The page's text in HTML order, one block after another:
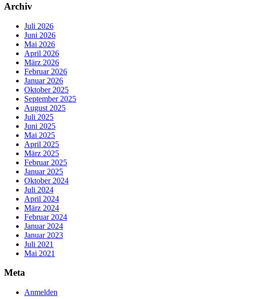
Archiv
Juli 2026
Juni 2026
Mai 2026
April 2026
März 2026
Februar 2026
Januar 2026
Oktober 2025
September 2025
August 2025
Juli 2025
Juni 2025
Mai 2025
April 2025
März 2025
Februar 2025
Januar 2025
Oktober 2024
Juli 2024
April 2024
März 2024
Februar 2024
Januar 2024
Januar 2023
Juli 2021
Mai 2021
Meta
Anmelden